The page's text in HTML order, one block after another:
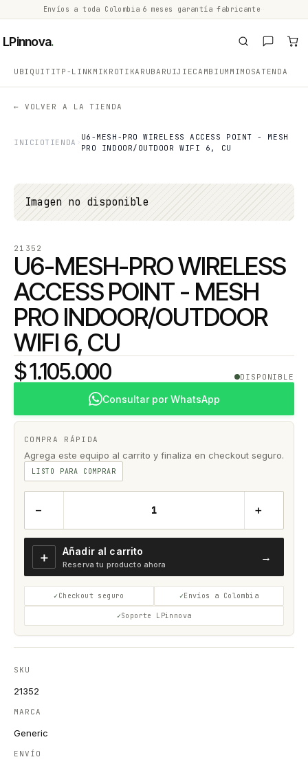
Envíos a toda Colombia 6 meses garantía fabricante
LPinnova.
UBIQUITITP-LINK MIKROTIKARUBA RUIJIECAMBIUM MIMOSATENDA
← VOLVER A LA TIENDA
INICIOTIENDA
U6-MESH-PRO WIRELESS ACCESS POINT - MESH
PRO INDOOR/OUTDOOR WIFI 6, CU
Imagen no disponible
21352
U6-MESH-PRO WIRELESS
ACCESS POINT - MESH
PRO INDOOR/OUTDOOR
WIFI 6, CU
$ 1.105.000 DISPONIBLE
Consultar por WhatsApp
COMPRA RÁPIDA
Agrega este equipo al carrito y finaliza en checkout seguro.
LISTO PARA COMPRAR
− +
＋ Añadir al carrito
Reserva tu producto ahora
→
Checkout seguro Envíos a Colombia
Soporte LPinnova
SKU
21352
MARCA
Generic
ENVÍO